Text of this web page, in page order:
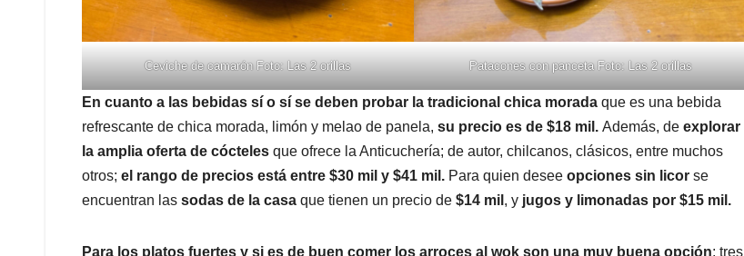
Ceviche de camarón Foto: Las 2 orillas Patacones con panceta Foto: Las 2 orillas
En cuanto a las bebidas sí o sí se deben probar la tradicional chica morada que es una bebida
refrescante de chica morada, limón y melao de panela, su precio es de $18 mil. Además, de explorar
la amplia oferta de cócteles que ofrece la Anticuchería; de autor, chilcanos, clásicos, entre muchos
otros; el rango de precios está entre $30 mil y $41 mil. Para quien desee opciones sin licor se
encuentran las sodas de la casa que tienen un precio de $14 mil , y jugos y limonadas por $15 mil.
Para los platos fuertes y si es de buen comer los arroces al wok son una muy buena opción; tres